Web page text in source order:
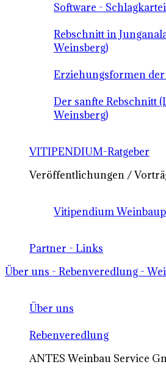
Software - Schlagkartei
Rebschnitt in
Weinsberg)
Erziehungsformen
Der sanfte Rebschnitt
Weinsberg)
VITIPENDIUM-Ratgeber
Veröffentlichungen /
Vitipendium
Partner - Links
Über uns - Rebenveredlung -
Über uns
Rebenveredlung
ANTES Weinbau Service